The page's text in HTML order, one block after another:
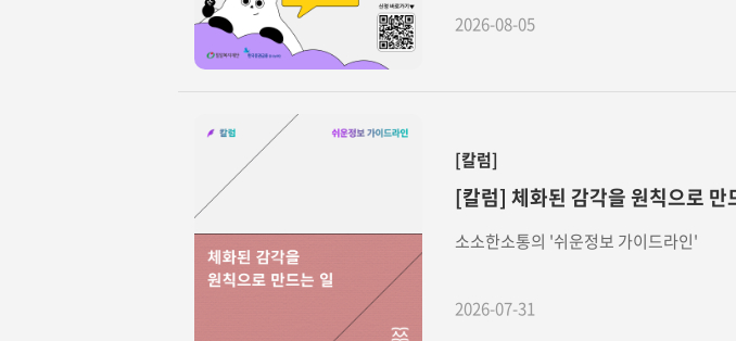
2026-08-05
[칼럼]
[칼럼] 체화된 감각을 원칙으로 만
소소한소통의 '쉬운정보 가이드라인'
2026-07-31